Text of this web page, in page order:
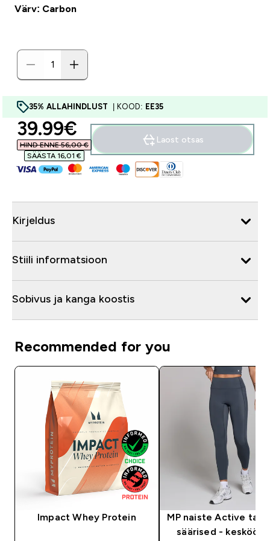
Värv: Carbon
35% ALLAHINDLUST | KOOD: EE35
discounted price
39.99€‎
HIND ENNE 56,00 €‎
SÄÄSTA 16,01 €‎
Laost otsas
Kirjeldus
Stiili informatsioon
Sobivus ja kanga koostis
Recommended for you
Impact Whey Protein
MP naiste Active
säärised -